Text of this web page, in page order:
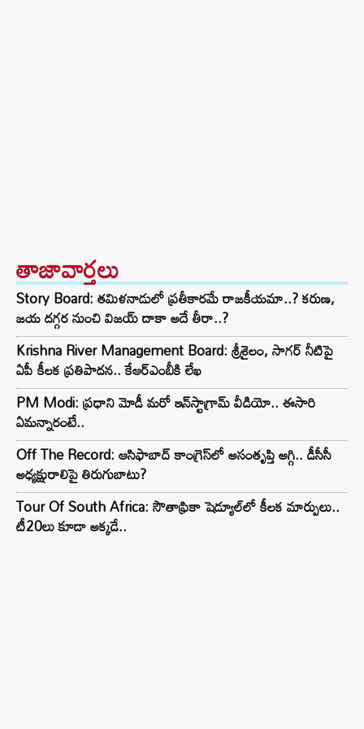
తాజావార్తలు
Story Board: తమిళనాడులో ప్రతీకారమే రాజకీయమా..? కరుణ,
జయ దగ్గర నుంచి విజయ్ దాకా అదే తీరా..?
Krishna River Management Board: శ్రీశైలం, సాగర్ నీటిపై
ఏపీ కీలక ప్రతిపాదన.. కేఆర్ఎంబీకి లేఖ
PM Modi: ప్రధాని మోడీ మరో ఇన్‌స్టాగ్రామ్ వీడియో.. ఈసారి
ఏమన్నారంటే..
Off The Record: ఆసిఫాబాద్ కాంగ్రెస్‌లో అసంతృప్తి అగ్గి.. డీసీసీ
అధ్యక్షురాలిపై తిరుగుబాటు?
Tour Of South Africa: సౌతాఫ్రికా షెడ్యూల్‌లో కీలక మార్పులు..
టీ20లు కూడా అక్కడే..